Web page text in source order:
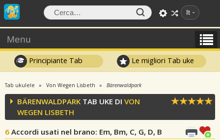
It
Menu
Principiante Tab Le migliori Tab uke
Tab ukulele Von Wegen Lisbeth Bärenwaldpark
BÄRENWALDPARK TAB UKE DI VON
WEGEN LISBETH
6 Accordi usati nel brano: Em, Bm, C, G, D, B